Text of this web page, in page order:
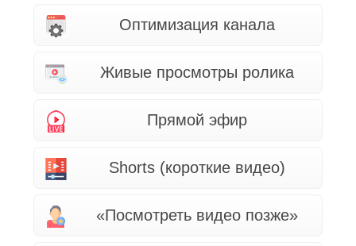
Оптимизация канала
Живые просмотры ролика
Прямой эфир
Shorts (короткие видео)
«Посмотреть видео позже»